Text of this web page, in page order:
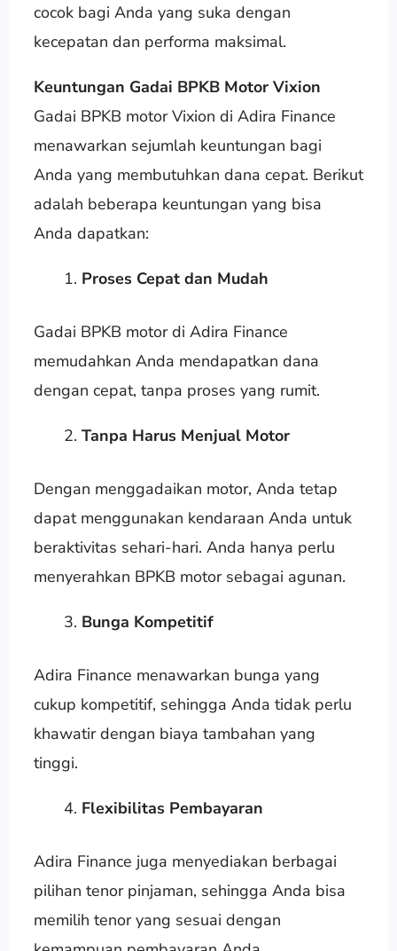
cocok bagi Anda yang suka dengan
kecepatan dan performa maksimal.
Keuntungan Gadai BPKB Motor Vixion
Gadai BPKB motor Vixion di Adira Finance
menawarkan sejumlah keuntungan bagi
Anda yang membutuhkan dana cepat. Berikut
adalah beberapa keuntungan yang bisa
Anda dapatkan:
Proses Cepat dan Mudah
Gadai BPKB motor di Adira Finance
memudahkan Anda mendapatkan dana
dengan cepat, tanpa proses yang rumit.
Tanpa Harus Menjual Motor
Dengan menggadaikan motor, Anda tetap
dapat menggunakan kendaraan Anda untuk
beraktivitas sehari-hari. Anda hanya perlu
menyerahkan BPKB motor sebagai agunan.
Bunga Kompetitif
Adira Finance menawarkan bunga yang
cukup kompetitif, sehingga Anda tidak perlu
khawatir dengan biaya tambahan yang
tinggi.
Flexibilitas Pembayaran
Adira Finance juga menyediakan berbagai
pilihan tenor pinjaman, sehingga Anda bisa
memilih tenor yang sesuai dengan